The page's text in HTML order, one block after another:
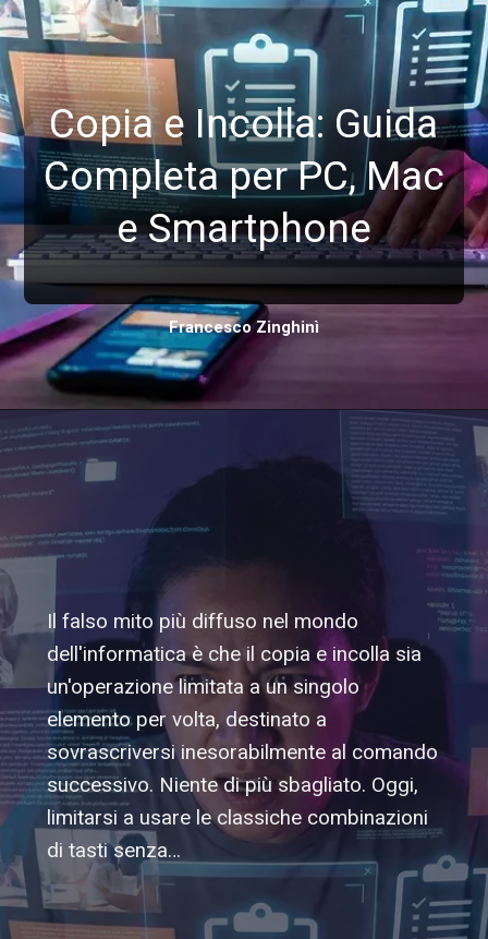
Copia e Incolla: Guida
Completa per PC, Mac
e Smartphone
Francesco Zinghinì
Il falso mito più diffuso nel mondo
dell'informatica è che il copia e incolla sia
un'operazione limitata a un singolo
elemento per volta, destinato a
sovrascriversi inesorabilmente al comando
successivo. Niente di più sbagliato. Oggi,
limitarsi a usare le classiche combinazioni
di tasti senza…